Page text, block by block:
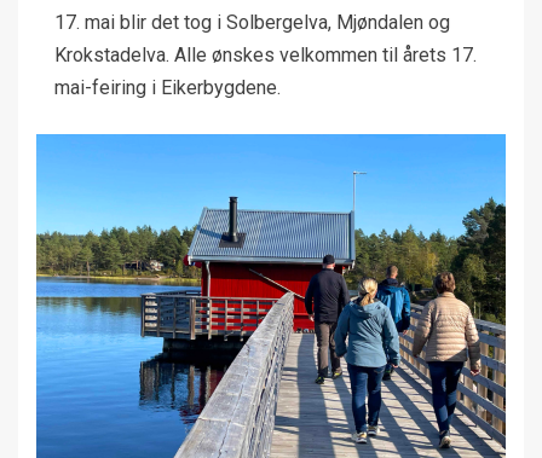
17. mai blir det tog i Solbergelva, Mjøndalen og
Krokstadelva. Alle ønskes velkommen til årets 17.
mai-feiring i Eikerbygdene.